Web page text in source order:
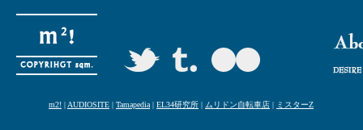
m2! | AUDIOSITE | Tamapedia | EL34研究所 | ムリドン自転車店 | ミスターZ